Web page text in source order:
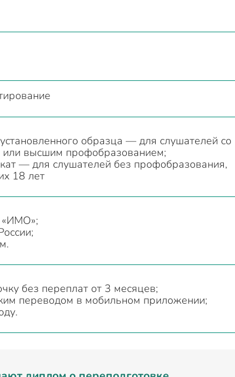
образца — для слушателей со
или высшим профобразованием;
— для слушателей без профобразования,
18 лет
без переплат от 3 месяцев;
переводом в мобильном приложении;